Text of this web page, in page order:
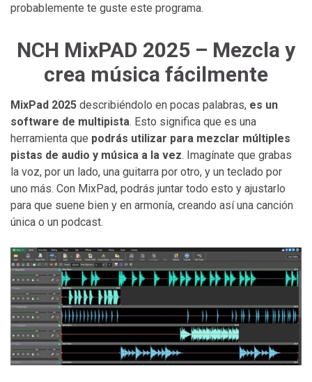
probablemente te guste este programa.
NCH MixPAD 2025 – Mezcla y
crea música fácilmente
MixPad 2025 describiéndolo en pocas palabras, es un
software de multipista. Esto significa que es una
herramienta que podrás utilizar para mezclar múltiples
pistas de audio y música a la vez. Imagínate que grabas
la voz, por un lado, una guitarra por otro, y un teclado por
uno más. Con MixPad, podrás juntar todo esto y ajustarlo
para que suene bien y en armonía, creando así una canción
única o un podcast.